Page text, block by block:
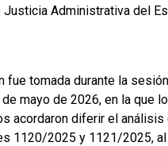
Justicia Administrativa del
fue tomada durante la
mayo de 2026, en la que
acordaron diferir el análisis
1120/2025 y 1121/2025,